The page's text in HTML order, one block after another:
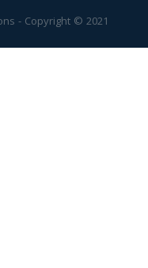
- Copyright © 2021